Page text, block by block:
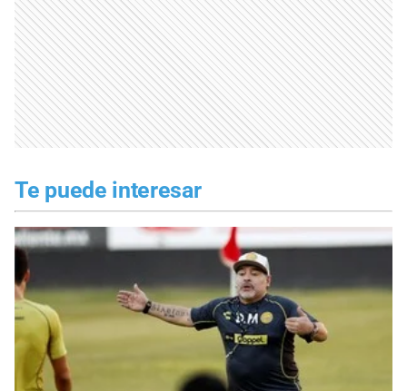
Te puede interesar